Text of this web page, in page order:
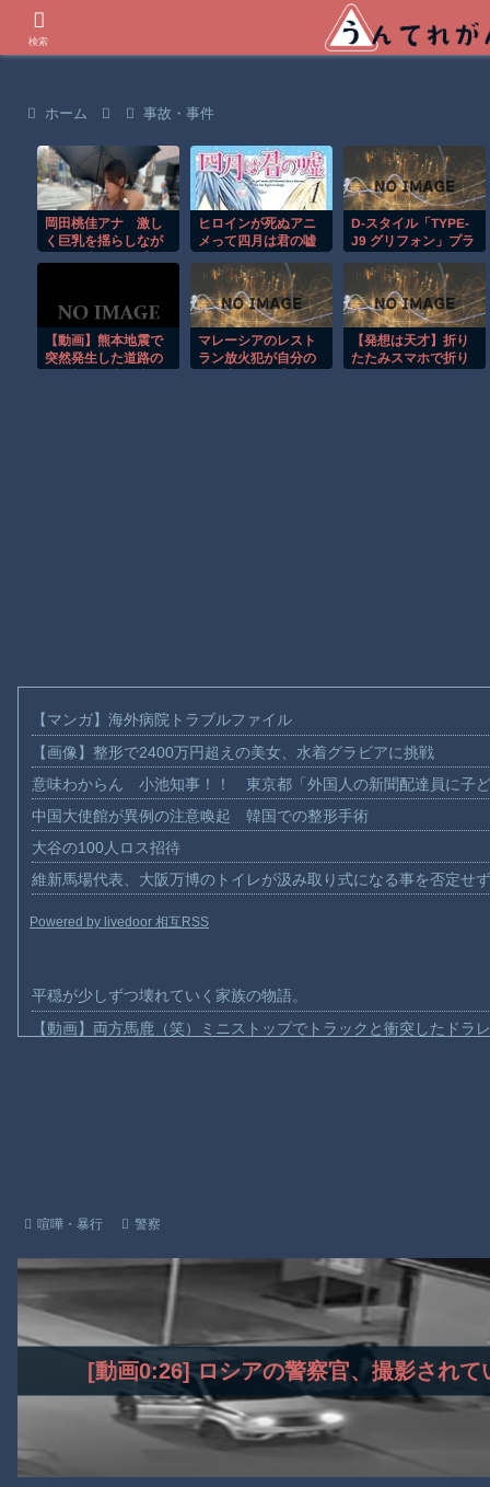
ホーム 事故・事件
岡田桃佳アナ 激し
く巨乳を揺らしなが
ヒロインが死ぬアニ
メって四月は君の嘘
な
D-スタイル「TYPE-
J9 グリフォン」プラ
【動画】熊本地震で
突然発生した道路の
マレーシアのレスト
ラン放火犯が自分の
【発想は天才】折り
たたみスマホで折り
【マンガ】海外病院トラブルファイル
【画像】整形で2400万円超えの美女、水着グラビアに挑戦
意味わからん 小池知事！！ 東京都「外国人の新聞配達員に子
中国大使館が異例の注意喚起 韓国での整形手術
大谷の100人ロス招待
維新馬場代表、大阪万博のトイレが汲み取り式になる事を否定せ
Powered by livedoor 相互RSS
平穏が少しずつ壊れていく家族の物語。
【動画】両方馬鹿（笑）ミニストップでトラックと衝突したドラ
まだ墓石があるだけマシと見るべきか。今はもう合葬墓ばかり
【謎】広島県が頑なに「はだしのゲンコラボ喫茶」をやらない理
ヒロインが死ぬアニメって四月は君の嘘くらいしかないような
Powered by livedoor 相互RSS
喧嘩・暴行 警察
[動画0:26] ロシアの警察官、撮影され
検索